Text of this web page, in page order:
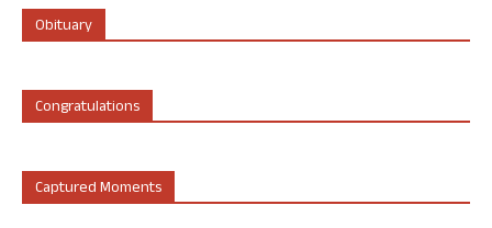
Obituary
Congratulations
Captured Moments